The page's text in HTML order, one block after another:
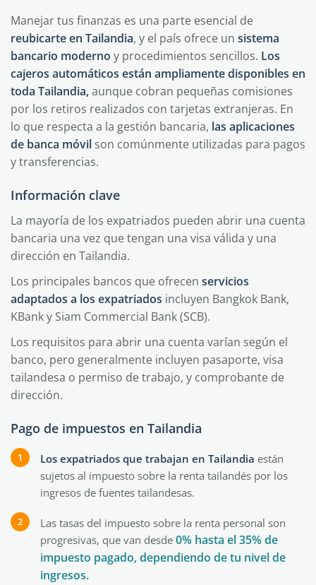
Manejar tus finanzas es una parte esencial de
reubicarte en Tailandia, y el país ofrece un sistema
bancario moderno y procedimientos sencillos. Los
cajeros automáticos están ampliamente disponibles en
toda Tailandia,aunque cobran pequeñas comisiones
por los retiros realizados con tarjetas extranjeras. En
lo que respecta a la gestión bancaria, las aplicaciones
de banca móvil son comúnmente utilizadas para pagos
y transferencias.
Información clave
La mayoría de los expatriados pueden abrir una cuenta
bancaria una vez que tengan una visa válida y una
dirección en Tailandia.
Los principales bancos que ofrecen servicios
adaptados a los expatriados incluyen Bangkok Bank,
KBank y Siam Commercial Bank (SCB).
Los requisitos para abrir una cuenta varían según el
banco, pero generalmente incluyen pasaporte, visa
tailandesa o permiso de trabajo, y comprobante de
dirección.
Pago de impuestos en Tailandia
Los expatriados que trabajan en Tailandia están
sujetos al impuesto sobre la renta tailandés por los
ingresos de fuentes tailandesas.
Las tasas del impuesto sobre la renta personal son
progresivas, que van desde 0% hasta el 35% de
impuesto pagado, dependiendo de tu nivel de
ingresos.